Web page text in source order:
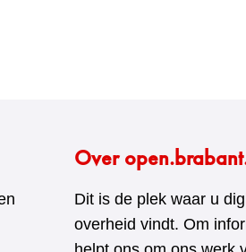
Over
Dit is de plek waar u
overheid vindt. Om